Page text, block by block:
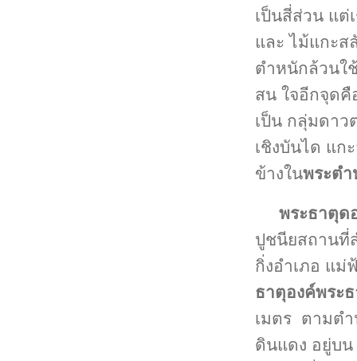
เป็นสี่ส่วน แต่
และ ไม้แกะส
ตำหนักล้วนใ
สน ใจอีกจุดคื
เป็น กลุ่มดาว
เชิงบันได แก
ข้างในพระต
พระธาตุด
ปูชนียสถานที่
กิ่งอำเภอ แม่
ธาตุองค์พระ
เมตร ตามต
ดินแดง อยู่บน